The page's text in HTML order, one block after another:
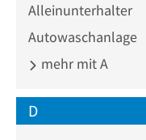
Alleinunterhalter
Autowaschanlage
mehr mit A
D